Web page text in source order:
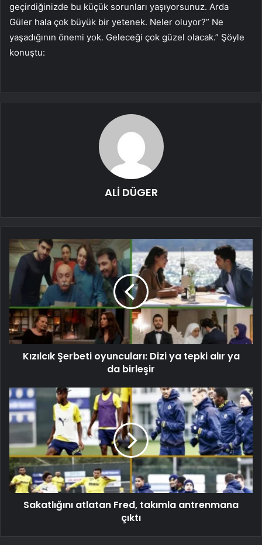
geçirdiğinizde bu küçük sorunları yaşıyorsunuz. Arda
Güler hala çok büyük bir yetenek. Neler oluyor?” Ne
yaşadığının önemi yok. Geleceği çok güzel olacak.” Şöyle
konuştu:
ALİ DÜGER
Kızılcık Şerbeti oyuncuları: Dizi ya tepki alır ya
da birleşir
Sakatlığını atlatan Fred, takımla antrenmana
çıktı